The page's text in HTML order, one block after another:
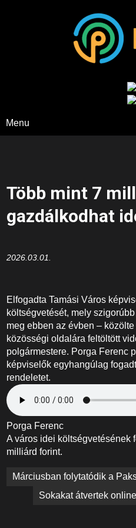
Menu
Több mint 7
gazdálkodhat
2026.03.01.
Elfogadta Tamási Város
költségvetését, mely
meg ebben az évben –
közösségi oldalára feltöltött
polgármestere. Porga Ferenc
képviselők egyhangúlag
rendeletet.
Porga Ferenc
A város idei költségvetésének
milliárd forint.
Bejegyzés
navigáció
Márciusban folytatódik a
Sokakat átvertek